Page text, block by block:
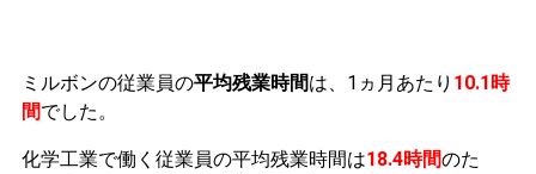
ミルボンの従業員の平均残業時間は、1ヵ月あたり 10.1時
間でした。
化学工業で働く従業員の平均残業時間は18.4時間のた